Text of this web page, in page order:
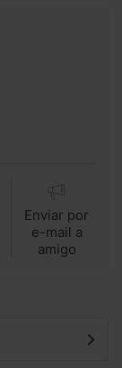
Enviar por
e-mail a
amigo